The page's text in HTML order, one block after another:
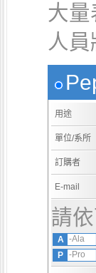
大
人員
用途
單位/系所
訂購者
E-mail
請
A -Ala
P -Pro